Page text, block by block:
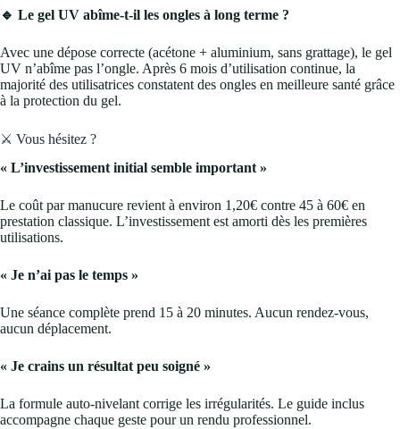
🔹 Le gel UV abîme-t-il les ongles à long terme ?
Avec une dépose correcte (acétone + aluminium, sans grattage), le gel
UV n’abîme pas l’ongle. Après 6 mois d’utilisation continue, la
majorité des utilisatrices constatent des ongles en meilleure santé grâce
à la protection du gel.
⚔️ Vous hésitez ?
« L’investissement initial semble important »
Le coût par manucure revient à environ 1,20€ contre 45 à 60€ en
prestation classique. L’investissement est amorti dès les premières
utilisations.
« Je n’ai pas le temps »
Une séance complète prend 15 à 20 minutes. Aucun rendez-vous,
aucun déplacement.
« Je crains un résultat peu soigné »
La formule auto-nivelant corrige les irrégularités. Le guide inclus
accompagne chaque geste pour un rendu professionnel.